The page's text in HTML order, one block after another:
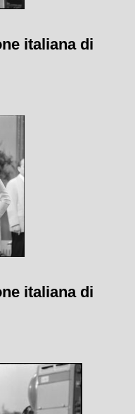
italiana di
italiana di